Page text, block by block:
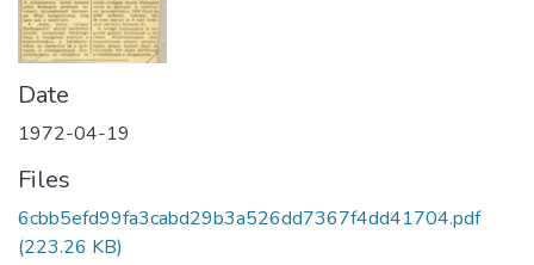
Date
1972-04-19
Files
6cbb5efd99fa3cabd29b3a526dd7367f4dd41704.pdf
(223.26 KB)